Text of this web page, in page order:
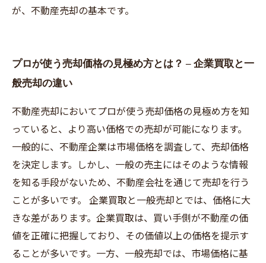
が、不動産売却の基本です。
プロが使う売却価格の見極め方とは？ – 企業買取と一
般売却の違い
不動産売却においてプロが使う売却価格の見極め方を知
っていると、より高い価格での売却が可能になります。
一般的に、不動産企業は市場価格を調査して、売却価格
を決定します。しかし、一般の売主にはそのような情報
を知る手段がないため、不動産会社を通じて売却を行う
ことが多いです。 企業買取と一般売却とでは、価格に大
きな差があります。企業買取は、買い手側が不動産の価
値を正確に把握しており、その価値以上の価格を提示す
ることが多いです。一方、一般売却では、市場価格に基